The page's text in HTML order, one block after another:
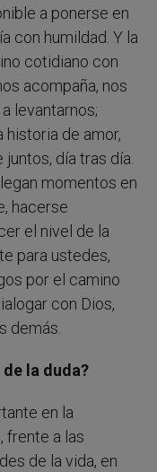
a ponerse en
con humildad. Y la
cotidiano con
acompaña, nos
levantarnos;
historia de amor,
día tras día.
momentos en
hacerse
el nivel de la
para ustedes,
por el camino
con Dios,
demás.
la duda?
en la
frente a las
de la vida, en